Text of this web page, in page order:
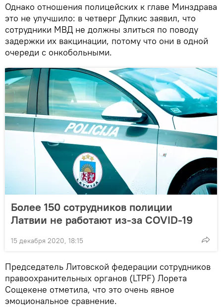
Однако отношения полицейских к главе Минздрава
это не улучшило: в четверг Дулкис заявил, что
сотрудники МВД не должны злиться по поводу
задержки их вакцинации, потому что они в одной
очереди с онкобольными.
Более 150 сотрудников полиции
Латвии не работают из-за COVID-19
15 декабря 2020, 18:15
Председатель Литовской федерации сотрудников
правоохранительных органов (LTPF) Лорета
Сощекене отметила, что это очень явное
эмоциональное сравнение.